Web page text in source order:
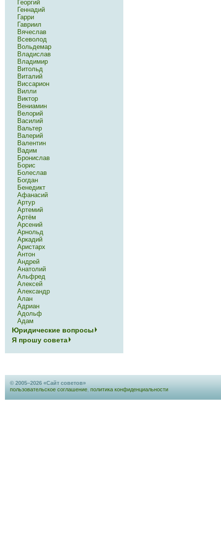
Георгий
Геннадий
Гарри
Гавриил
Вячеслав
Всеволод
Вольдемар
Владислав
Владимир
Витольд
Виталий
Виссарион
Вилли
Виктор
Вениамин
Велорий
Василий
Вальтер
Валерий
Валентин
Вадим
Бронислав
Борис
Болеслав
Богдан
Бенедикт
Афанасий
Артур
Артемий
Артём
Арсений
Арнольд
Аркадий
Аристарх
Антон
Андрей
Анатолий
Альфред
Алексей
Александр
Алан
Адриан
Адольф
Адам
Юридические вопросы
Я прошу совета
© 2005–2026 «Сайт советов»
пользовательское соглашение политика конфиденциальности